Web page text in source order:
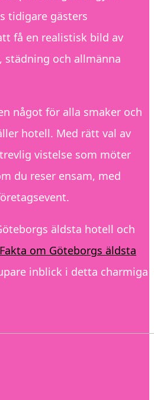
tidigare gästers
få en realistisk bild av
städning och allmänna
något för alla smaker och
hotell. Med rätt val av
vistelse som möter
du reser ensam, med
äldsta hotell och
Fakta om Göteborgs äldsta
inblick i detta charmiga